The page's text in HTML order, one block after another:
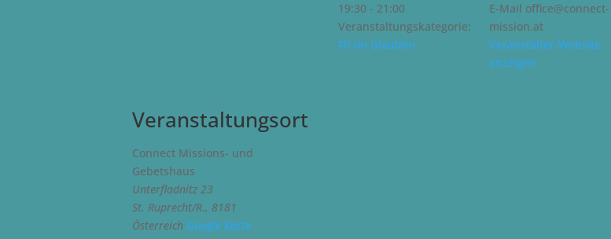
19:30 - 21:00
Veranstaltungskategorie:
Fit im Glauben
E-Mail office@connect-
mission.at
Veranstalter-Website
anzeigen
Veranstaltungsort
Connect Missions- und
Gebetshaus
Unterfladnitz 23
St. Ruprecht/R., 8181
Österreich Google Karte